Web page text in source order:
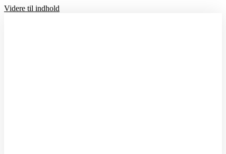
Videre til indhold